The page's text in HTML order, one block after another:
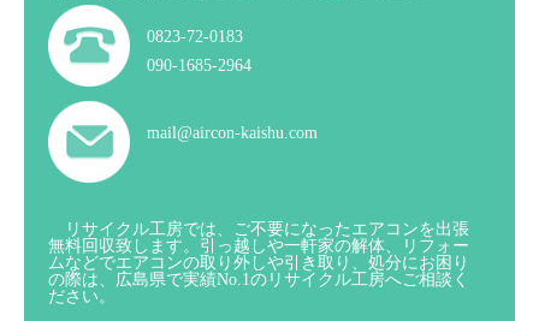
0823-72-0183
090-1685-2964
mail@aircon-kaishu.com
リサイクル工房では、ご不要になったエアコンを出張
無料回収致します。引っ越しや一軒家の解体、リフォー
ムなどでエアコンの取り外しや引き取り、処分にお困り
の際は、広島県で実績No.1のリサイクル工房へご相談く
ださい。